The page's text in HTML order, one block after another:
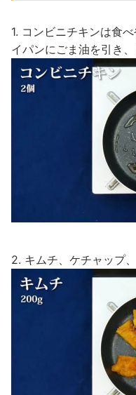
1. コンビニチキンは食
イパンにごま油を引き
2. キムチ、ケチャップ